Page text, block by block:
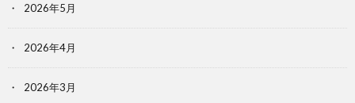
2026年5月
2026年4月
2026年3月